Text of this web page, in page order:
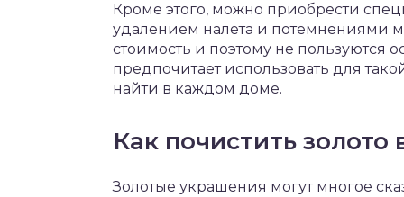
Кроме этого, можно приобрести
удалением налета и потемнениями
стоимость и поэтому не пользуются
предпочитает использовать для
найти в каждом доме.
Как почистить
Золотые украшения могут многое